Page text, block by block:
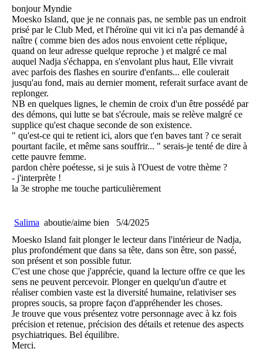
bonjour Myndie
Moesko Island, que je ne connais pas, ne semble pas un endroit
prisé par le Club Med, et l'héroïne qui vit ici n'a pas demandé à
naître ( comme bien des ados nous envoient cette réplique,
quand on leur adresse quelque reproche ) et malgré ce mal
auquel Nadja s'échappa, en s'envolant plus haut, Elle vivrait
avec parfois des flashes en sourire d'enfants... elle coulerait
jusqu'au fond, mais au dernier moment, referait surface avant de
replonger.
NB en quelques lignes, le chemin de croix d'un être possédé par
des démons, qui lutte se bat s'écroule, mais se relève malgré ce
supplice qu'est chaque seconde de son existence.
" qu'est-ce qui te retient ici, alors que t'en baves tant ? ce serait
pourtant facile, et même sans souffrir... " serais-je tenté de dire à
cette pauvre femme.
pardon chère poétesse, si je suis à l'Ouest de votre thème ?
- j'interprète !
la 3e strophe me touche particulièrement
Salima aboutie/aime bien
5/4/2025
Moesko Island fait plonger le lecteur dans l'intérieur de Nadja,
plus profondément que dans sa tête, dans son être, son passé,
son présent et son possible futur.
C'est une chose que j'apprécie, quand la lecture offre ce que les
sens ne peuvent percevoir. Plonger en quelqu'un d'autre et
réaliser combien vaste est la diversité humaine, relativiser ses
propres soucis, sa propre façon d'appréhender les choses.
Je trouve que vous présentez votre personnage avec à kz fois
précision et retenue, précision des détails et retenue des aspects
psychiatriques. Bel équilibre.
Merci.